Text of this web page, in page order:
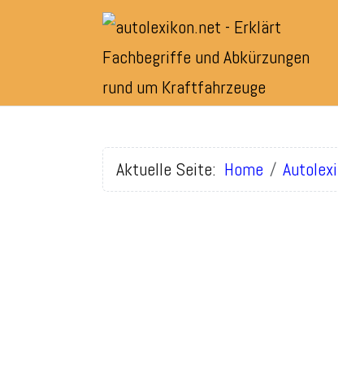
Aktuelle Seite: Home